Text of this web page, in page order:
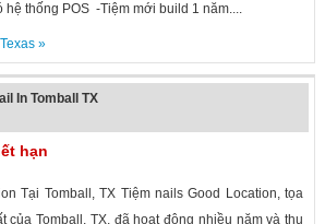
hệ thống POS -Tiệm mới build 1 năm....
Texas»
In Tomball TX
hạn
Tại Tomball, TX Tiệm nails Good Location, tọa
của Tomball, TX, đã hoạt động nhiều năm và thu